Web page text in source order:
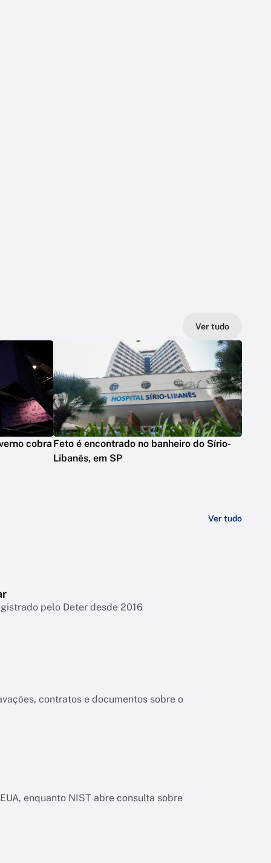
Ver tudo
cobra Feto é encontrado no banheiro do Sírio-
Libanês, em SP
Ver tudo
pelo Deter desde 2016
contratos e documentos sobre o
enquanto NIST abre consulta sobre